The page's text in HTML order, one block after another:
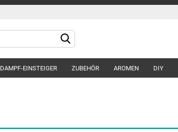
DAMPF-EINSTEIGER ZUBEHÖR AROMEN DIY